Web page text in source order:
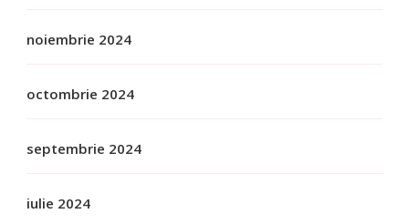
noiembrie 2024
octombrie 2024
septembrie 2024
iulie 2024